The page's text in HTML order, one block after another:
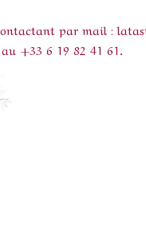
par mail :
+33 6 19 82 41 61.